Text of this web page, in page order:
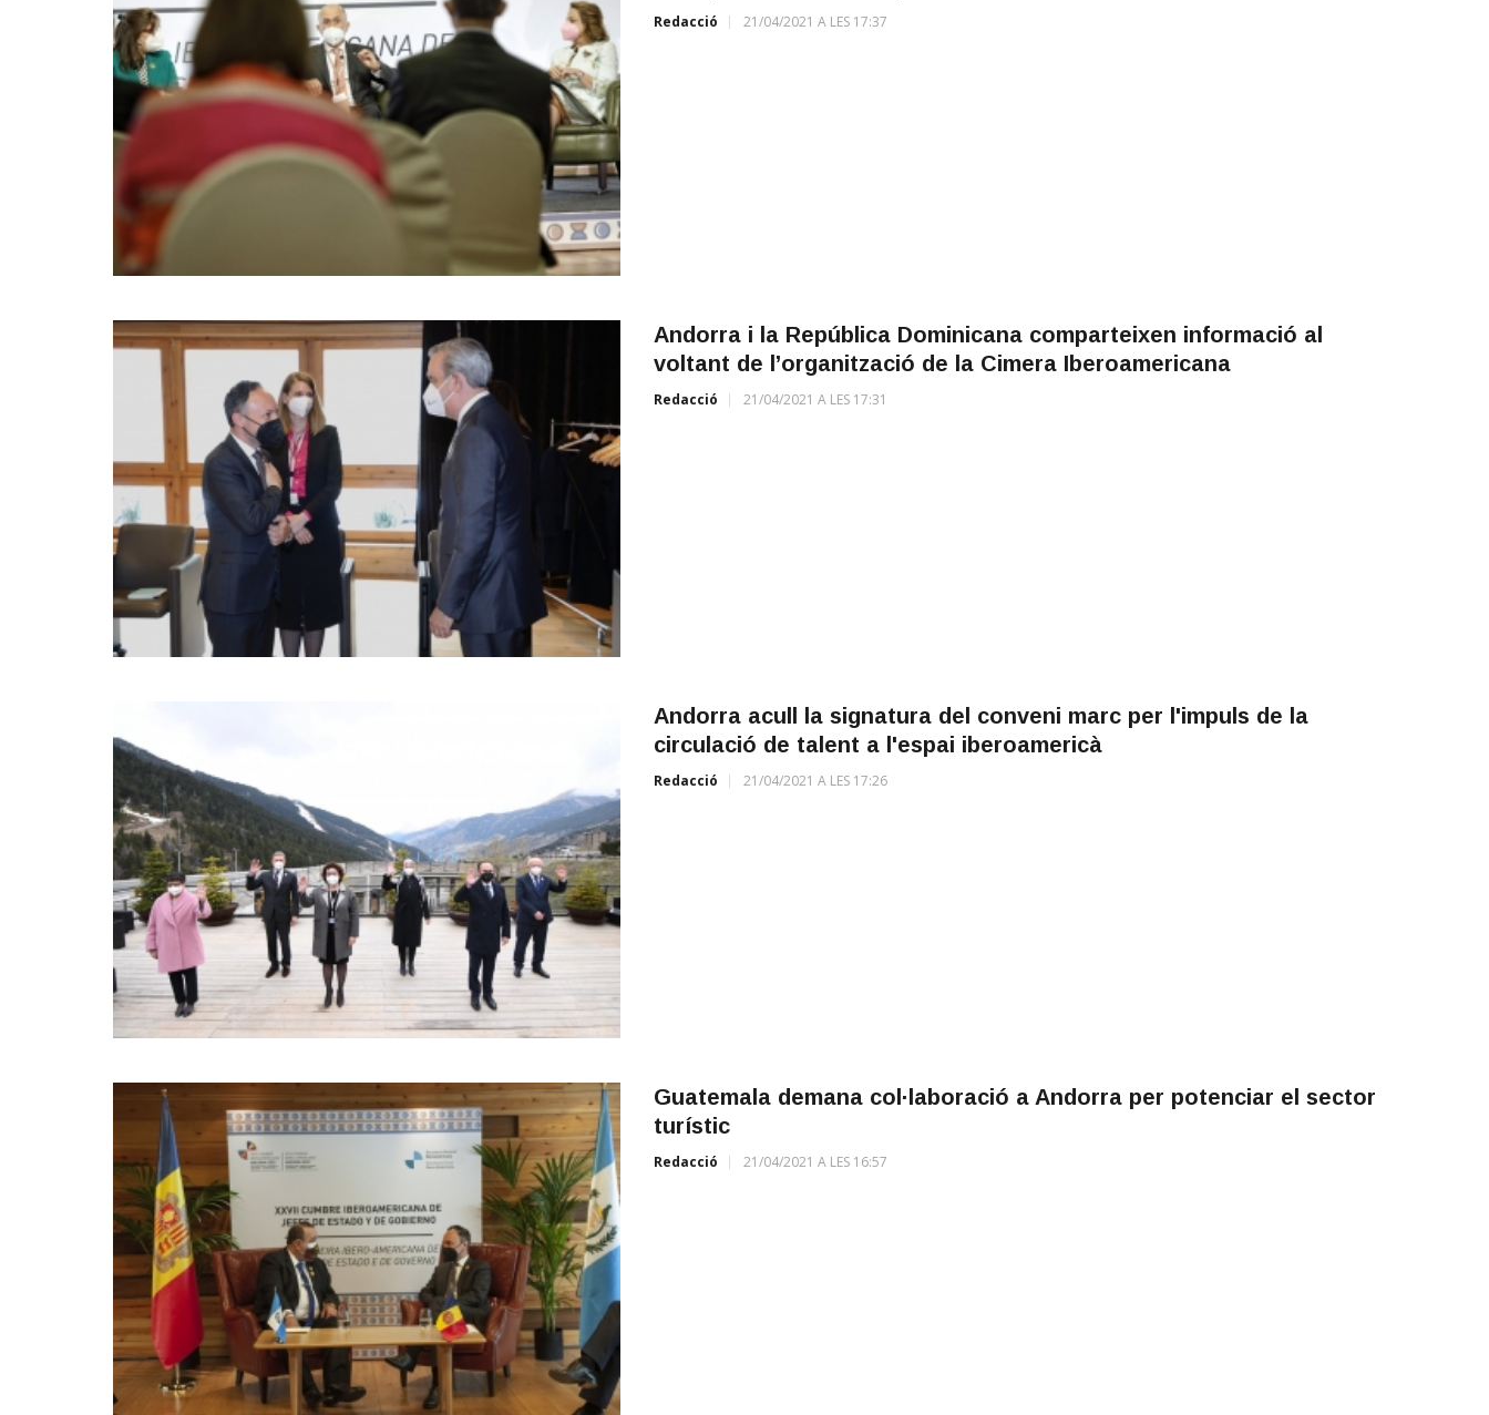
Redacció 21/04/2021 A LES 17:37
Andorra i la República Dominicana comparteixen informació al
voltant de l’organització de la Cimera Iberoamericana
Redacció 21/04/2021 A LES 17:31
Andorra acull la signatura del conveni marc per l'impuls de la
circulació de talent a l'espai iberoamericà
Redacció 21/04/2021 A LES 17:26
Guatemala demana col·laboració a Andorra per potenciar el sector
turístic
Redacció 21/04/2021 A LES 16:57